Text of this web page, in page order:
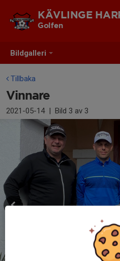
Bildgalleri
KÄVLINGE
Golfen
Tillbaka
Vinnare
2021-05-14 | Bild 3 av 3